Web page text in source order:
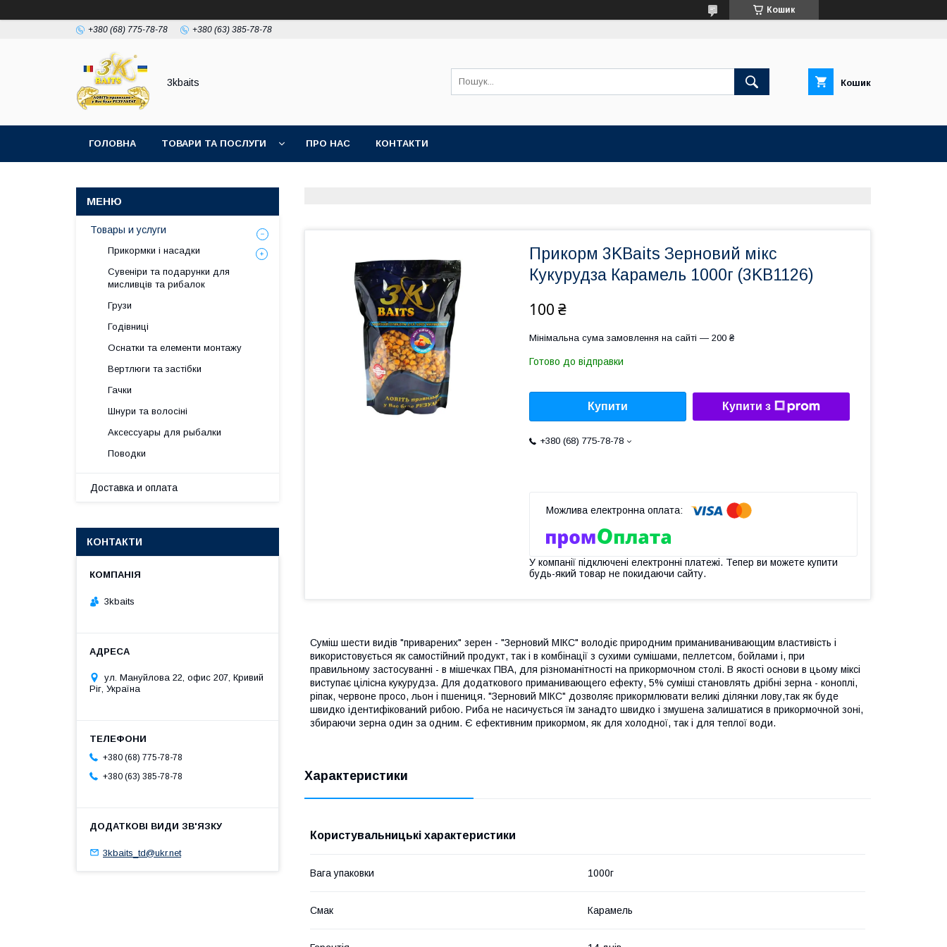
Кошик
+380 (68) 775-78-78 +380 (63) 385-78-78
3kbaits Кошик
ГОЛОВНА ТОВАРИ ТА ПОСЛУГИ ПРО НАС КОНТАКТИ
Прикорм 3KBaits Зерновий мікс
Кукурудза Карамель 1000г (3KB1126)
100 ₴
Мінімальна сума замовлення на сайті — 200 ₴
Готово до відправки
Купити Купити з
+380 (68) 775-78-78
У компанії підключені електронні платежі. Тепер ви можете купити
будь-який товар не покидаючи сайту.
Суміш шести видів "приварених" зерен - "Зерновий МІКС" володіє природним приманиванивающим властивість і
використовується як самостійний продукт, так і в комбінації з сухими сумішами, пеллетсом, бойлами і, при
правильному застосуванні - в мішечках ПВА, для різноманітності на прикормочном столі. В якості основи в цьому міксі
виступає цілісна кукурудза. Для додаткового приманивающего ефекту, 5% суміші становлять дрібні зерна - коноплі,
ріпак, червоне просо, льон і пшениця. "Зерновий МІКС" дозволяє прикормлювати великі ділянки лову,так як буде
швидко ідентифікований рибою. Риба не насичується їм занадто швидко і змушена залишатися в прикормочной зоні,
збираючи зерна один за одним. Є ефективним прикормом, як для холодної, так і для теплої води.
Характеристики
Користувальницькі характеристики
Вага упаковки 1000г
Смак Карамель
Товары и услуги
Прикормки і насадки
Сувеніри та подарунки для
мисливців та рибалок
Грузи
Годівниці
Оснатки та елементи монтажу
Вертлюги та застібки
Гачки
Шнури та волосіні
Аксессуары для рыбалки
Поводки
Доставка и оплата
КОНТАКТИ
3kbaits
ул. Мануйлова 22, офис 207, Кривий
Ріг, Україна
+380 (68) 775-78-78
+380 (63) 385-78-78
3kbaits_td@ukr.net